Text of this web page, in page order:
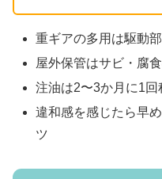
重ギアの多用は駆動
屋外保管はサビ・腐
注油は2〜3か月に1回
違和感を感じたら早
ツ